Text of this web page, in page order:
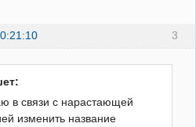
3
в связи с нарастающей
изменить название